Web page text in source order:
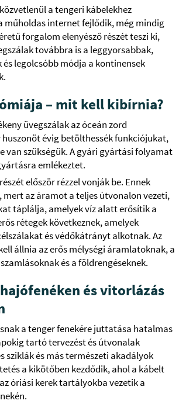
a tengeri kábelekhez
műholdas internet fejlődik, még mindig
forgalom elenyésző részét teszi ki,
továbbra is a leggyorsabbak,
legolcsóbb módja a kontinensek
– mit kell kibírnia?
üvegszálak az óceán zord
évig betölthessék funkciójukat,
van szükségük. A gyári gyártási folyamat
emlékeztet.
először rézzel vonják be. Ennek
az áramot a teljes útvonalon vezeti,
táplálja, amelyek víz alatt erősítik a
rétegek következnek, amelyek
és védőkátrányt alkotnak. Az
állnia az erős mélységi áramlatoknak, a
és a földrengéseknek.
és vitorlázás
a tenger fenekére juttatása hatalmas
tartó tervezést és útvonalak
sziklák és más természeti akadályok
a kikötőben kezdődik, ahol a kábelt
óriási kerek tartályokba vezetik a